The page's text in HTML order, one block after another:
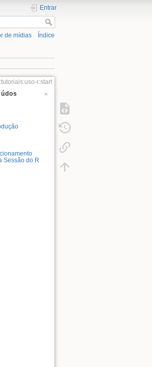
Entrar
de mídias Índice
r:start
Sessão do R